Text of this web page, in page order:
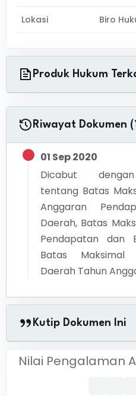
Lokasi Biro
Produk Hukum
Riwayat Dokumen
01 Sep 2020
Dicabut dengan
tentang Batas
Anggaran
Daerah, Batas
Pendapatan dan
Batas Maksimal
Daerah Tahun
Kutip Dokumen Ini
Nilai Pengalaman